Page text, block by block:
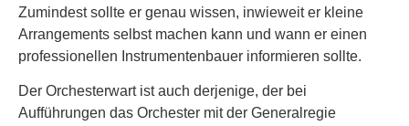
Zumindest sollte er genau wissen, inwieweit er kleine
Arrangements selbst machen kann und wann er einen
professionellen Instrumentenbauer informieren sollte.
Der Orchesterwart ist auch derjenige, der bei
Aufführungen das Orchester mit der Generalregie